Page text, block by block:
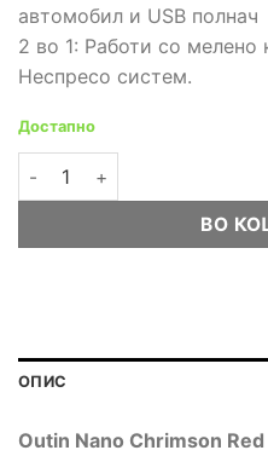
автомобил и USB полнач
2 во 1: Работи со мелено
Неспресо систем.
Достапно
Outin Nano Chrimson Red -
ВО
ОПИС
Outin Nano Chrimson Red